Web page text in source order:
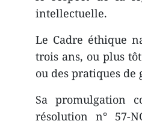
intellectuelle.
Le Cadre éthique
trois ans, ou plus
ou des pratiques de
Sa promulgation
résolution n° 57-